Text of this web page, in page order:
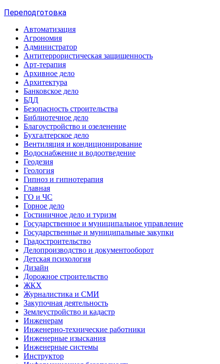
Переподготовка
Автоматизация
Агрономия
Администратор
Антитеррористическая защищенность
Арт-терапия
Архивное дело
Архитектура
Банковское дело
БДД
Безопасность строительства
Библиотечное дело
Благоустройство и озеленение
Бухгалтерское дело
Вентиляция и кондиционирование
Водоснабжение и водоотведение
Геодезия
Геология
Гипноз и гипнотерапия
Главная
ГО и ЧС
Горное дело
Гостиничное дело и туризм
Государственное и муниципальное управление
Государственные и муниципальные закупки
Градостроительство
Делопроизводство и документооборот
Детская психология
Дизайн
Дорожное строительство
ЖКХ
Журналистика и СМИ
Закупочная деятельность
Землеустройство и кадастр
Инженерам
Инженерно-технические работники
Инженерные изыскания
Инженерные системы
Инструктор